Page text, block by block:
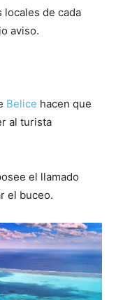
locales de cada
aviso.
Belice hacen que
al turista
el llamado
el buceo.